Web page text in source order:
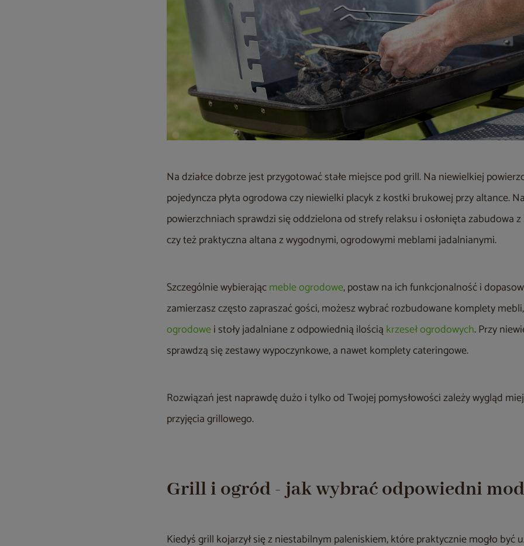
Na działce dobrze jest przygotować stałe miejsce pod grill. Na niewielkiej
pojedyncza płyta ogrodowa czy niewielki placyk z kostki brukowej przy altance.
powierzchniach sprawdzi się oddzielona od strefy relaksu i osłonięta zabudowa
czy też praktyczna altana z wygodnymi, ogrodowymi meblami jadalnianymi.
Szczególnie wybierającmeble ogrodowe, postaw na ich funkcjonalność i
zamierzasz często zapraszać gości, możesz wybrać rozbudowane komplety
ogrodowei stoły jadalniane z odpowiednią ilościąkrzeseł ogrodowych. Przy
sprawdzą się zestawy wypoczynkowe, a nawet komplety cateringowe.
Rozwiązań jest naprawdę dużo i tylko od Twojej pomysłowości zależy wygląd
przyjęcia grillowego.
Grill i ogród - jak wybrać odpowiedni
Kiedyś grill kojarzył się z niestabilnym paleniskiem, które praktycznie mogło być